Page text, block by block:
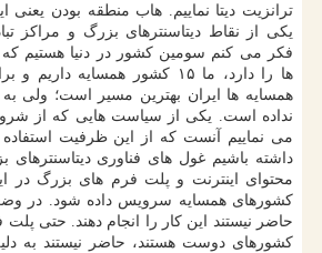
ترانزیت دیتا نماییم. هاب منطقه بودن یعنی
یکی از نقاط دیتاسنترهای بزرگ و مراکز
فکر می کنم سومین کشور در دنیا هستیم که
ها را دارد، ما ۱۵ کشور همسایه
همسایه ها ایران بهترین مسیر است؛ ولی به
نداده است. یکی از سیاست هایی که از
می نماییم آنست که از این ظرفیت استفاده
داشته باشیم غول های فناوری دیتاسنترهای
محتوای اینترنت و پلت فرم های بزرگ در
کشورهای همسایه سرویس داده شود. در
حاضر نیستند این کار را انجام دهند. حتی
کشورهای دوست هستند، حاضر نیستند به